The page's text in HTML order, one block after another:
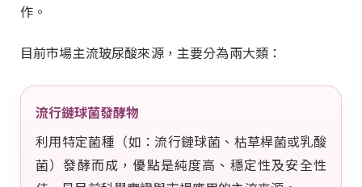
作。
目前市場主流玻尿酸來源，主要分為兩大類：
流行鏈球菌發酵物
利用特定菌種（如：流行鏈球菌、枯草桿菌或乳酸
菌）發酵而成，優點是純度高、穩定性及安全性